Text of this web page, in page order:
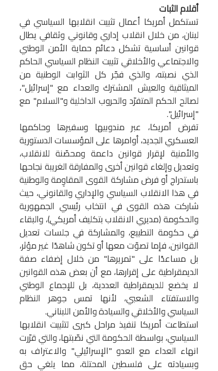
أقلام الثبات
تستكمل أمريكا أعمال تثبيت انقلابها السياسي في
لبنان، من خلال انقلاب إداري وقانوني وثقافي يطال
قوانين أساسية تشكل دعائم حماية الأمن الوطني
والاجتماعي والأخلاقي تثبيت النظام السياسي الحاكم
الذي نصبته، والذي فجّر كل الثوابت الوطنية من
الميثاقية والعيش المشترك والعداء مع "إسرائيل"،
لصالح الحكم المتفرّد والحروب الداخلية و"السلام" مع
"إسرائيل".
تفرض أمريكا، عبر مندوبيها وسفيرها وحاكمها
العسكري الجديد، أوامرها على المؤسسات الدستورية
والأمنية لإقرار قوانين داعمة ومحصّنة للانقلاب،
وتعديل وإلغاء قوانين أخرى والمفارقة الغريبة نجاحها
باستدراج أو فرض مشاركة القوى المقاوِمة والوطنية
في هذا الانقلاب السياسي والإداري والقانوني، حيث
شاركت هذه القوى في انتخاب رئيسي الجمهورية
والحكومة (مديري الانقلاب بتكليف أمريكي)، والبقاء
في حكومة التطبيع، والمشاركة في جلسات تعديل
القوانين، فإما تصوّت معها أو تكون شاهدًا غير مؤثر،
بل مساعدًا على "تمريرها" من خلال إضفاء صفة
الديمقراطية على إقرارها، مع أن بعض هذه القوانين
لا يخضع للديمقراطية العددية، بل للإجماع الوطني
والاستفتاء الشعبي، لأنها تمس جوهر النظام
السياسي والأخلاقي والسيادة والأمن اللبناني.
استطاعت أمريكا تنفيذ مراحل كبرى لتثبيت انقلابها
السياسي، بواسطة الحكومة التي نصّبتها، والتي قرّرت
انهاء العداء مع العدو "الإسرائيلي" والاعتراف به
وبسيادته على فلسطين المحتلة، مما يلغي حق